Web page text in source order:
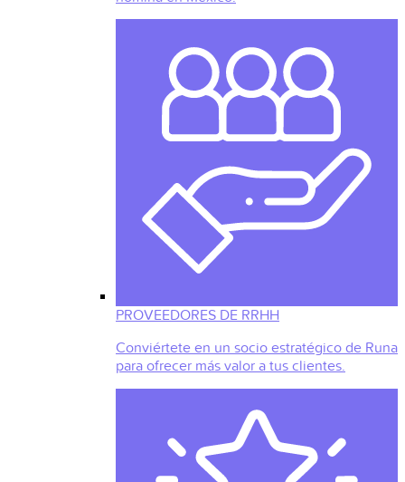
PROVEEDORES DE RRHH
Conviértete en un socio estratégico de Runa
para ofrecer más valor a tus clientes.